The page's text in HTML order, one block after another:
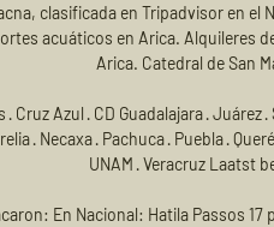
clasificada en Tripadvisor en el
acuáticos en Arica. Alquileres
Arica. Catedral de San
· Cruz Azul · CD Guadalajara ·
· Necaxa · Pachuca · Puebla ·
UNAM · Veracruz Laatst
En Nacional: Hatila Passos